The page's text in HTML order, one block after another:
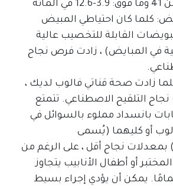
كلما كان احتياطي المبيض
القابلة للتخصيب عالية
في المبايض) ، زادت فرص نجاح
زادت صحة قناتي فالوب لديك ،
التلقيح الاصطناعي. تتمتع
بانسداد مملوء بالسوائل في
أو كليهما (يُسمى
hydrosalpinx) بمعدلات نجاح أقل ، على الرغم من
أو أطفال الأنابيب يتجاوز
يمكن أن يؤدي إجراء بسيط